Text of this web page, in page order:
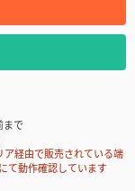
まで
経由で販売されている端
て動作確認しています